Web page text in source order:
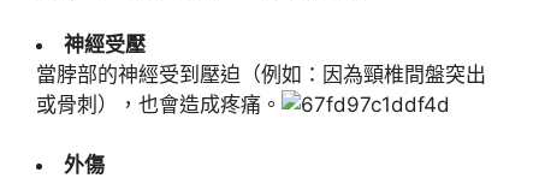
神經受壓
當脖部的神經受到壓迫（例如：因為頸椎間盤突出
或骨刺），也會造成疼痛。
外傷